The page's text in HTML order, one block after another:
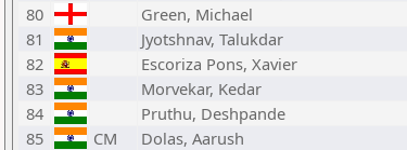
80
Green, Michael
81
Jyotshnav, Talukdar
82
Escoriza Pons, Xavier
83
Morvekar, Kedar
84
Pruthu, Deshpande
85
CM Dolas, Aarush